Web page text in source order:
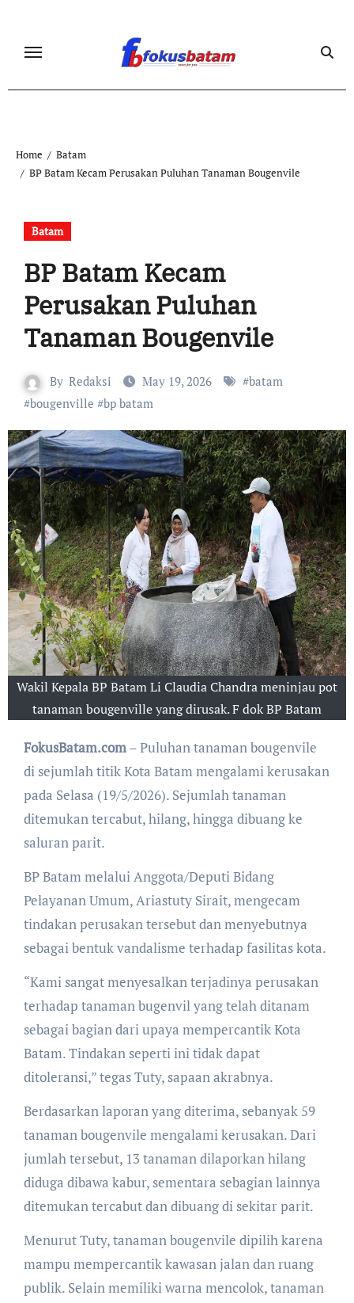
content
Home
Batam
BP Batam Kecam Perusakan Puluhan Tanaman Bougenvile
Batam
BP Batam Kecam
Perusakan Puluhan
Tanaman Bougenvile
By Redaksi May 19, 2026 #batam
#bougenville #bp batam
Wakil Kepala BP Batam Li Claudia Chandra meninjau pot
tanaman bougenville yang dirusak. F dok BP Batam
FokusBatam.com– Puluhan tanaman bougenvile
di sejumlah titik Kota Batam mengalami kerusakan
pada Selasa (19/5/2026). Sejumlah tanaman
ditemukan tercabut, hilang, hingga dibuang ke
saluran parit.
BP Batam melalui Anggota/Deputi Bidang
Pelayanan Umum, Ariastuty Sirait, mengecam
tindakan perusakan tersebut dan menyebutnya
sebagai bentuk vandalisme terhadap fasilitas kota.
“Kami sangat menyesalkan terjadinya perusakan
terhadap tanaman bugenvil yang telah ditanam
sebagai bagian dari upaya mempercantik Kota
Batam. Tindakan seperti ini tidak dapat
ditoleransi,” tegas Tuty, sapaan akrabnya.
Berdasarkan laporan yang diterima, sebanyak 59
tanaman bougenvile mengalami kerusakan. Dari
jumlah tersebut, 13 tanaman dilaporkan hilang
diduga dibawa kabur, sementara sebagian lainnya
ditemukan tercabut dan dibuang di sekitar parit.
Menurut Tuty, tanaman bougenvile dipilih karena
mampu mempercantik kawasan jalan dan ruang
publik. Selain memiliki warna mencolok, tanaman